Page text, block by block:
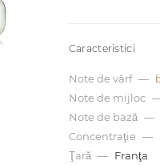
Caracteristici
Note de vârf —
Note de mijloc
Note de bază —
Concentraţie —
Ţară — Franţa